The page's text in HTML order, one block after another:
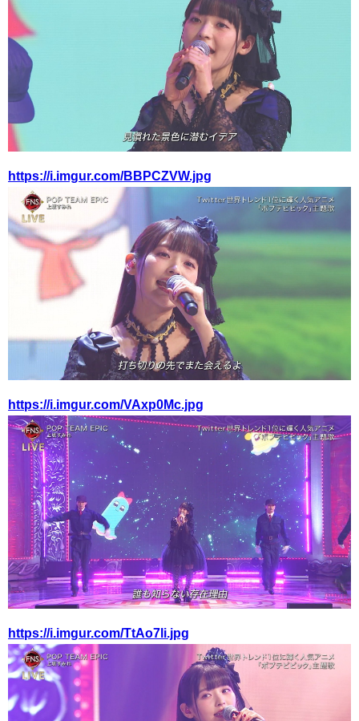
https://i.imgur.com/BBPCZVW.jpg
https://i.imgur.com/VAxp0Mc.jpg
https://i.imgur.com/TtAo7li.jpg